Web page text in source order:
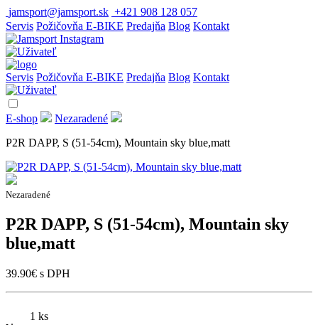
jamsport@jamsport.sk +421 908 128 057
Servis Požičovňa E-BIKE Predajňa Blog Kontakt
Servis Požičovňa E-BIKE Predajňa Blog Kontakt
E-shop
Nezaradené
P2R DAPP, S (51-54cm), Mountain sky blue,matt
Nezaradené
P2R DAPP, S (51-54cm), Mountain sky
blue,matt
39.90€ s DPH
1 ks